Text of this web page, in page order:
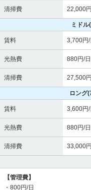
清掃費 22,000
ミドル
賃料 3,700円
光熱費 880円/
清掃費 27,500
ロング
賃料 3,600円
光熱費 880円/
清掃費 33,000
【管理費】
・800円/日